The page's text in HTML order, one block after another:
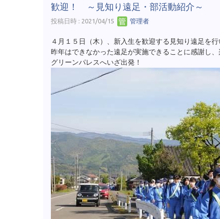
歓迎！ ～見知り遠足・部活動紹介～
投稿日時 : 2021/04/15 管理者
４月１５日（木）、新入生を歓迎する見知り遠足を行
昨年はできなかった遠足が実施できることに感謝し
グリーンパレスへいざ出発！